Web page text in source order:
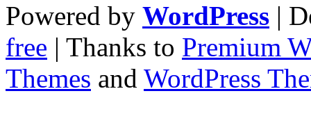
Powered by WordPress |
free | Thanks to Premium
Themes and WordPress